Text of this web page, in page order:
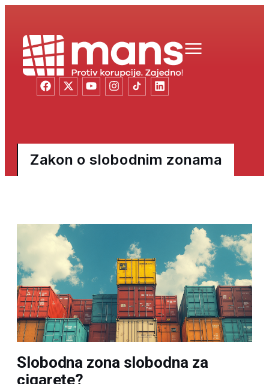
Zakon o slobodnim zonama
Slobodna zona slobodna za
cigarete?